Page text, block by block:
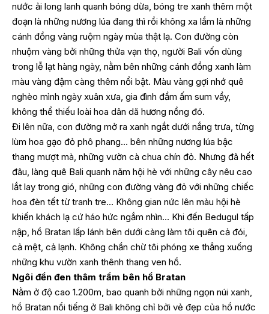
nước ải long lanh quanh bóng dừa, bóng tre xanh thêm một
đoạn là những nương lúa đang thì rồi không xa lắm là những
cánh đồng vàng ruộm ngày mùa thật lạ. Con đường còn
nhuộm vàng bởi những thửa vạn thọ, người Bali vốn dùng
trong lễ lạt hàng ngày, nằm bên những cánh đồng xanh làm
màu vàng đậm càng thêm nổi bật. Màu vàng gợi nhớ quê
nghèo mình ngày xuân xưa, gia đình đầm ấm sum vầy,
không thể thiếu loài hoa dân dã hương nồng đó.
Đi lên nữa, con đường mở ra xanh ngắt dưới nắng trưa, từng
lùm hoa gạo đỏ phô phang… bên những nương lúa bậc
thang mượt mà, những vườn cà chua chín đỏ. Nhưng đã hết
đâu, làng quê Bali quanh năm hội hè với những cây nêu cao
lắt lay trong gió, những con đường vàng đỏ với những chiếc
hoa đèn tết từ tranh tre… Không gian nức lên màu hội hè
khiến khách lạ cứ háo hức ngắm nhìn… Khi đến Bedugul tấp
nập, hồ Bratan lấp lánh bên dưới càng làm tôi quên cả đói,
cả mệt, cả lạnh. Không chần chừ tôi phóng xe thẳng xuống
những khu vườn xanh thênh thang ven hồ.
Ngôi đền đen thâm trầm bên hồ Bratan
Nằm ở độ cao 1.200m, bao quanh bởi những ngọn núi xanh,
hồ Bratan nổi tiếng ở Bali không chỉ bởi vẻ đẹp của hồ nước